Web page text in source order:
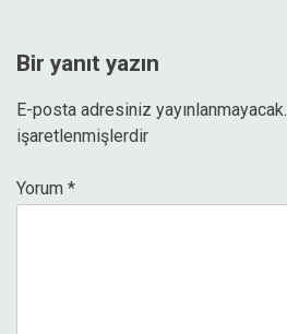
Bir yanıt yazın
E-posta adresiniz yayınlanmayacak.
işaretlenmişlerdir
Yorum *